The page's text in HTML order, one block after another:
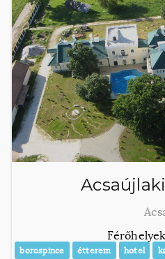
borospince étterem hotel